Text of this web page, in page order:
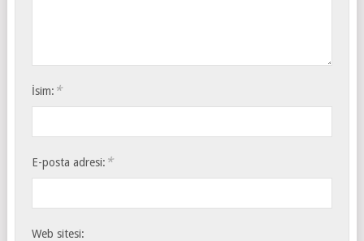
İsim: *
E-posta adresi: *
Web sitesi: